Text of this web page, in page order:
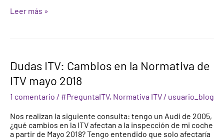
Leer más »
Dudas ITV: Cambios en la Normativa de
ITV mayo 2018
1 comentario / #PreguntaITV, Normativa ITV / usuario_blog
Nos realizan la siguiente consulta: tengo un Audi de 2005,
¿qué cambios en la ITV afectan a la inspección de mi coche
a partir de Mayo 2018? Tengo entendido que solo afectaría
Dudas
ITV:
Cambios
la
de
ITV
mayo